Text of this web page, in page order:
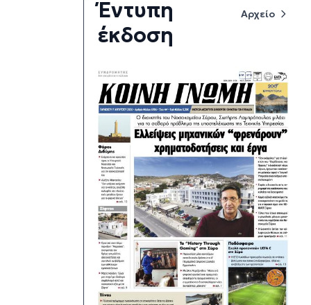
Έντυπη
έκδοση
Αρχείο